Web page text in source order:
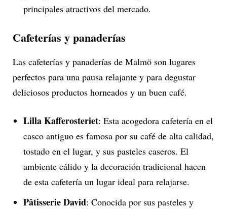
principales atractivos del mercado.
Cafeterías y panaderías
Las cafeterías y panaderías de Malmö son lugares
perfectos para una pausa relajante y para degustar
deliciosos productos horneados y un buen café.
Lilla Kafferosteriet: Esta acogedora cafetería en el
casco antiguo es famosa por su café de alta calidad,
tostado en el lugar, y sus pasteles caseros. El
ambiente cálido y la decoración tradicional hacen
de esta cafetería un lugar ideal para relajarse.
Pâtisserie David: Conocida por sus pasteles y